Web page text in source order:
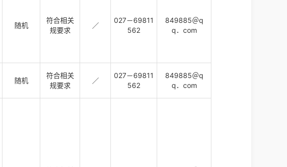
随机
符合相关
规要求
／
027－69811
562
849885＠q
q．com
随机
符合相关
规要求
／
027－69811
562
849885＠q
q．com